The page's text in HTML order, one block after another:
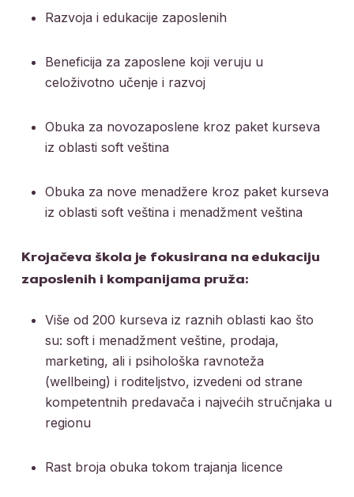
Razvoja i edukacije zaposlenih
Beneficija za zaposlene koji veruju u
celoživotno učenje i razvoj
Obuka za novozaposlene kroz paket kurseva
iz oblasti soft veština
Obuka za nove menadžere kroz paket kurseva
iz oblasti soft veština i menadžment veština
Krojačeva škola je fokusirana na edukaciju
zaposlenih i kompanijama pruža:
Više od 200 kurseva iz raznih oblasti kao što
su: soft i menadžment veštine, prodaja,
marketing, ali i psihološka ravnoteža
(wellbeing) i roditeljstvo, izvedeni od strane
kompetentnih predavača i najvećih stručnjaka u
regionu
Rast broja obuka tokom trajanja licence